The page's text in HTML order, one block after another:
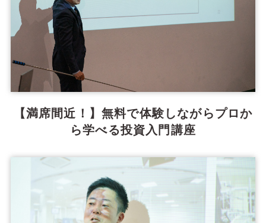
【満席間近！】無料で体験しながらプロか
ら学べる投資入門講座